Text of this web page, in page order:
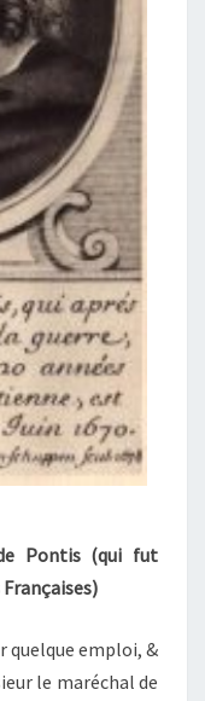
Pontis (qui fut
quelque emploi, &
le maréchal de